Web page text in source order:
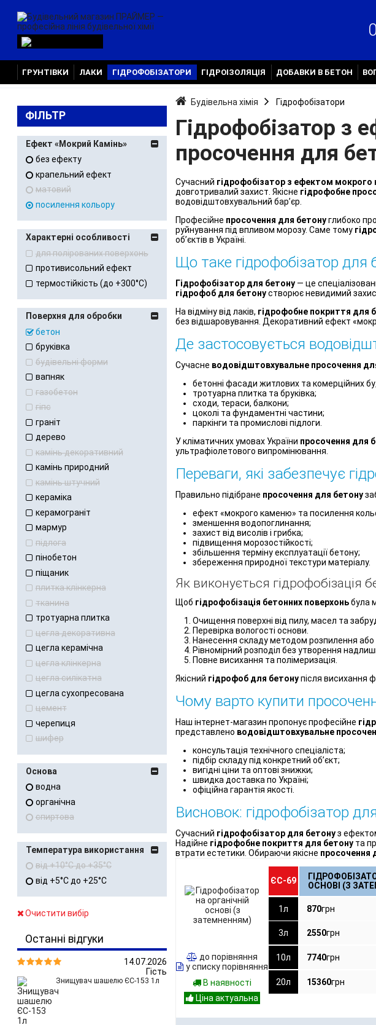
ГРУНТІВКИ ЛАКИ ГІДРОФОБІЗАТОРИ ГІДРОІЗОЛЯЦІЯ ДОБАВКИ В БЕТОН
Будівельна хімія Гідрофобізатори
Гідрофобізатор з
просочення для
Сучасний гідрофобізатор з ефектом
довготривалий захист. Якісне гідрофобне
водовідштовхувальний бар’єр.
Професійне просочення для бетонуглибоко
руйнування під впливом морозу. Саме тому
об’єктів в Україні.
Що таке гідрофобізатор для
Гідрофобізатор для бетону— це
гідрофоб для бетонустворює невидимий
На відміну від лаків, гідрофобне покриття для
без відшаровування. Декоративний ефект
Де застосовується
Сучасне водовідштовхувальне просочення
бетонні фасади житлових та комерційних
тротуарна плитка та бруківка;
сходи, тераси, балкони;
цоколі та фундаментні частини;
паркінги та промислові підлоги.
У кліматичних умовах України просочення для
ультрафіолетового випромінювання.
Переваги, які забезпечує
Правильно підібране просочення для бетону
ефект «мокрого каменю» та посилення
зменшення водопоглинання;
захист від висолів і грибка;
підвищення морозостійкості;
збільшення терміну експлуатації бетону;
збереження природної текстури матеріалу.
Як виконується
Щоб гідрофобізація бетонних поверхоньбула
Очищення поверхні від пилу, масел та
Перевірка вологості основи.
Нанесення складу методом розпилення або
Рівномірний розподіл без утворення
Повне висихання та полімеризація.
Якісний гідрофоб для бетонупісля висихання
Чому варто купити
Наш інтернет-магазин пропонує професійне
представлено водовідштовхувальне
консультація технічного спеціаліста;
підбір складу під конкретний об’єкт;
вигідні ціни та оптові знижки;
швидка доставка по Україні;
офіційна гарантія якості.
Висновок: гідрофобізатор
Сучасний гідрофобізатор для бетонуз
Надійне гідрофобне покриття для бетонута
втрати естетики. Обираючи якісне просочення
до порівняння
у списку порівняння
В наявності
ЄС-69
ОСНОВІ (З
1л 870грн
3л 2550грн
10л 7740грн
20л 15360грн
ФІЛЬТР
Ефект «Мокрий Камінь»
без ефекту
крапельний ефект
матовий
посилення кольору
Характерні особливості
для полірованих поверхонь
противисольний ефект
термостійкість (до +300°С)
Поверхня для обробки
бетон
бруківка
будівельні форми
вапняк
газобетон
гіпс
граніт
дерево
камінь декоративний
камінь природний
камінь штучний
кераміка
керамограніт
мармур
підлога
пінобетон
піщаник
плитка клінкерна
тканина
тротуарна плитка
цегла декоративна
цегла керамічна
цегла клінкерна
цегла силікатна
цегла сухопресована
цемент
черепиця
шифер
Основа
водна
органічна
спиртова
Температура використання
від +10°C до +35°C
від +5°C до +25°C
Очистити вибір
Останні відгуки


14.07.2026
Гість
Знищувач шашелю ЄС-153 1л